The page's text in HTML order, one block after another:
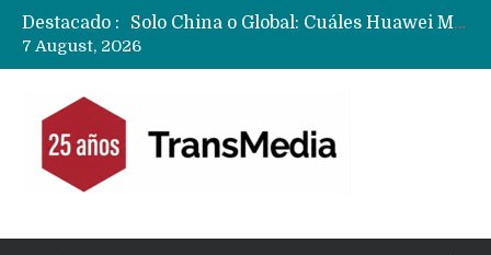
Destacado :
Data Centers de Huawei en Chile, México, Brasil,Perú y Argentina podrían verse afectados por arremetida de EE.UU
7 August, 2026